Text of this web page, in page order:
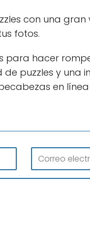
con una
fotos.
para hacer
puzzles y una
en línea